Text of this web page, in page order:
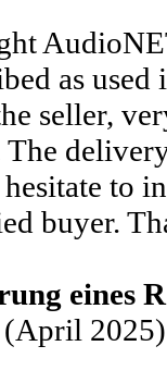
as
seller,
The
to
buyer.
eines
(April 2025)